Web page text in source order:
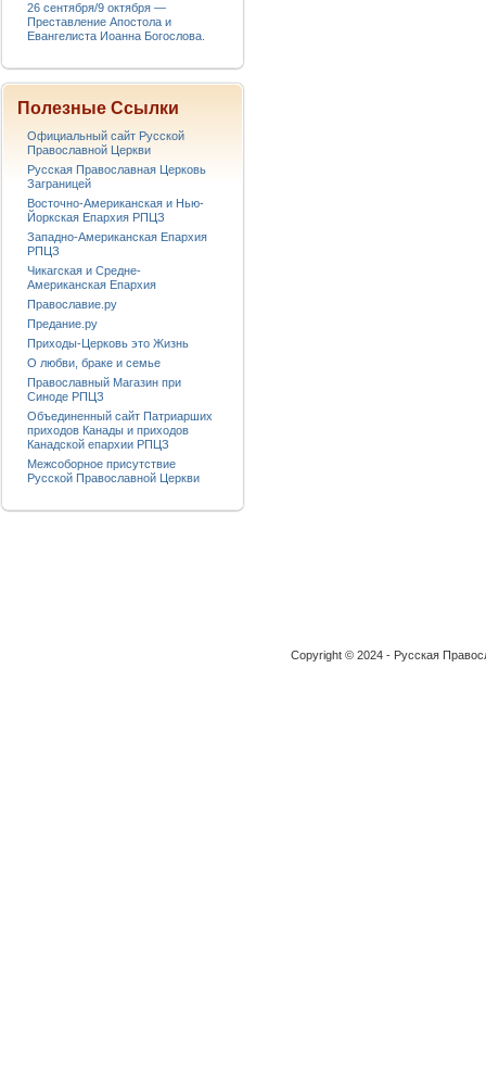
26 сентября/9 октября —
Преставление Апостола и
Евангелиста Иоанна Богослова.
Полезные Ссылки
Официальный сайт Русской
Православной Церкви
Русская Православная Церковь
Заграницей
Восточно-Американская и Нью-
Йоркская Епархия РПЦЗ
Западно-Американская Епархия
РПЦЗ
Чикагская и Средне-
Американская Епархия
Православие.ру
Предание.ру
Приходы-Церковь это Жизнь
О любви, браке и семье
Православный Магазин при
Синоде РПЦЗ
Объединенный сайт Патриарших
приходов Канады и приходов
Канадской епархии РПЦЗ
Межсоборное присутствие
Русской Православной Церкви
Copyright © 2024 - Русская